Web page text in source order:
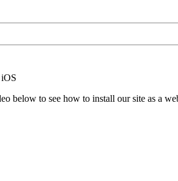
below to see how to install our site as a